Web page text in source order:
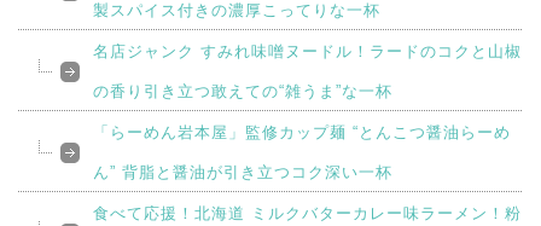
製スパイス付きの濃厚こってりな一杯
名店ジャンク すみれ味噌ヌードル！ラードのコクと山椒
の香り引き立つ敢えての“雑うま”な一杯
「らーめん岩本屋」監修カップ麺 “とんこつ醤油らーめ
ん” 背脂と醤油が引き立つコク深い一杯
食べて応援！北海道 ミルクバターカレー味ラーメン！粉